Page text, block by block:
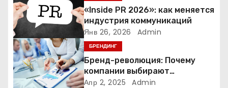
з
а
п
и
«Inside PR 2026»: как меняется
индустрия коммуникаций
Янв 26, 2026 Admin
БРЕНДИНГ
Бренд-революция: Почему
компании выбирают
адаптивные логотипы?
Апр 2, 2025 Admin